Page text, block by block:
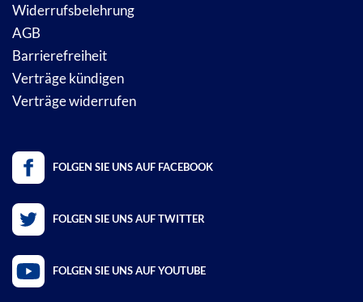
Widerrufsbelehrung
AGB
Barrierefreiheit
Verträge kündigen
Verträge widerrufen
FOLGEN SIE UNS AUF FACEBOOK
FOLGEN SIE UNS AUF TWITTER
FOLGEN SIE UNS AUF YOUTUBE